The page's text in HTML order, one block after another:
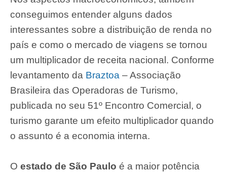
conseguimos entender alguns dados
interessantes sobre a distribuição de renda no
país e como o mercado de viagens se tornou
um multiplicador de receita nacional. Conforme
levantamento da Braztoa – Associação
Brasileira das Operadoras de Turismo,
publicada no seu 51º Encontro Comercial, o
turismo garante um efeito multiplicador quando
o assunto é a economia interna.
O estado de São Paulo é a maior potência